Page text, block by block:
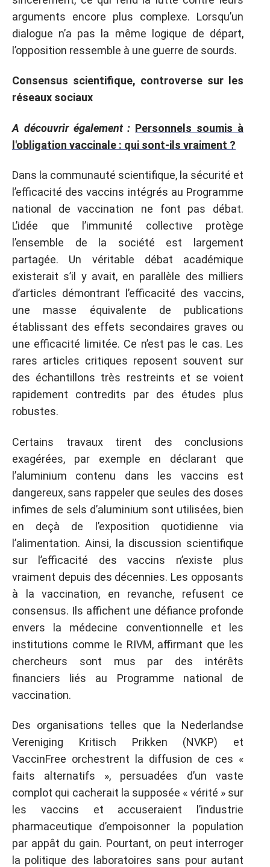
arguments encore plus complexe. Lorsqu’un
dialogue n’a pas la même logique de départ,
l’opposition ressemble à une guerre de sourds.
Consensus scientifique, controverse sur les
réseaux sociaux
A découvrir également : Personnels soumis à
l'obligation vaccinale : qui sont-ils vraiment ?
Dans la communauté scientifique, la sécurité et
l’efficacité des vaccins intégrés au Programme
national de vaccination ne font pas débat.
L’idée que l’immunité collective protège
l’ensemble de la société est largement
partagée. Un véritable débat académique
existerait s’il y avait, en parallèle des milliers
d’articles démontrant l’efficacité des vaccins,
une masse équivalente de publications
établissant des effets secondaires graves ou
une efficacité limitée. Ce n’est pas le cas. Les
rares articles critiques reposent souvent sur
des échantillons très restreints et se voient
rapidement contredits par des études plus
robustes.
Certains travaux tirent des conclusions
exagérées, par exemple en déclarant que
l’aluminium contenu dans les vaccins est
dangereux, sans rappeler que seules des doses
infimes de sels d’aluminium sont utilisées, bien
en deçà de l’exposition quotidienne via
l’alimentation. Ainsi, la discussion scientifique
sur l’efficacité des vaccins n’existe plus
vraiment depuis des décennies. Les opposants
à la vaccination, en revanche, refusent ce
consensus. Ils affichent une défiance profonde
envers la médecine conventionnelle et les
institutions comme le RIVM, affirmant que les
chercheurs sont mus par des intérêts
financiers liés au Programme national de
vaccination.
Des organisations telles que la Nederlandse
Vereniging Kritisch Prikken (NVKP) et
VaccinFree orchestrent la diffusion de ces «
faits alternatifs », persuadées d’un vaste
complot qui cacherait la supposée « vérité » sur
les vaccins et accuseraient l’industrie
pharmaceutique d’empoisonner la population
par appât du gain. Pourtant, on peut interroger
la politique des laboratoires sans pour autant